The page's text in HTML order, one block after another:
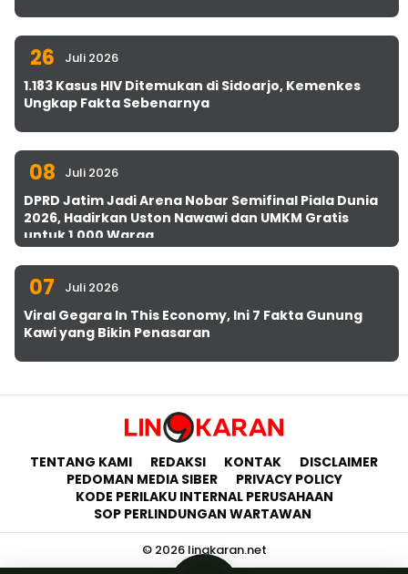
26 Juli 2026
1.183 Kasus HIV Ditemukan di Sidoarjo, Kemenkes
Ungkap Fakta Sebenarnya
08 Juli 2026
DPRD Jatim Jadi Arena Nobar Semifinal Piala Dunia
2026, Hadirkan Uston Nawawi dan UMKM Gratis
untuk 1.000 Warga
07 Juli 2026
Viral Gegara In This Economy, Ini 7 Fakta Gunung
Kawi yang Bikin Penasaran
TENTANG KAMI REDAKSI KONTAK
DISCLAIMER
PEDOMAN MEDIA SIBER
PRIVACY POLICY
KODE PERILAKU INTERNAL PERUSAHAAN
SOP PERLINDUNGAN WARTAWAN
© 2026 lingkaran.net